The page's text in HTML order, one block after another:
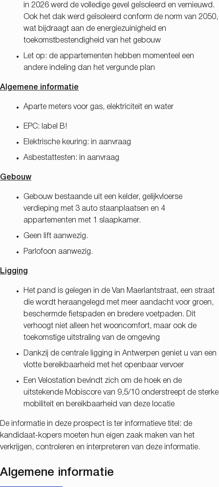
in 2026 werd de volledige gevel geïsoleerd en vernieuwd.
Ook het dak werd geïsoleerd conform de norm van 2050,
wat bijdraagt aan de energiezuinigheid en
toekomstbestendigheid van het gebouw
Let op: de appartementen hebben momenteel een
andere indeling dan het vergunde plan
Algemene informatie
Aparte meters voor gas, elektriciteit en water
EPC: label B!
Elektrische keuring: in aanvraag
Asbestattesten: in aanvraag
Gebouw
Gebouw bestaande uit een kelder, gelijkvloerse
verdieping met 3 auto staanplaatsen en 4
appartementen met 1 slaapkamer.
Geen lift aanwezig.
Parlofoon aanwezig.
Ligging
Het pand is gelegen in de Van Maerlantstraat, een straat
die wordt heraangelegd met meer aandacht voor groen,
beschermde fietspaden en bredere voetpaden. Dit
verhoogt niet alleen het wooncomfort, maar ook de
toekomstige uitstraling van de omgeving
Dankzij de centrale ligging in Antwerpen geniet u van een
vlotte bereikbaarheid met het openbaar vervoer
Een Velostation bevindt zich om de hoek en de
uitstekende Mobiscore van 9,5/10 onderstreept de sterke
mobiliteit en bereikbaarheid van deze locatie
De informatie in deze prospect is ter informatieve titel: de
kandidaat-kopers moeten hun eigen zaak maken van het
verkrijgen, controleren en interpreteren van deze informatie.
Algemene informatie